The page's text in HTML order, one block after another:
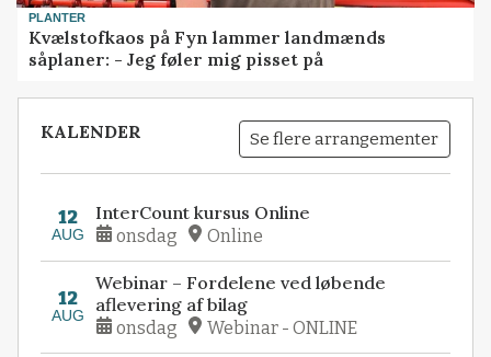
PLANTER
Kvælstofkaos på Fyn lammer landmænds
såplaner: - Jeg føler mig pisset på
KALENDER Se flere arrangementer
12
AUG
InterCount kursus Online
onsdag Online
12
AUG
Webinar – Fordelene ved løbende
aflevering af bilag
onsdag Webinar - ONLINE